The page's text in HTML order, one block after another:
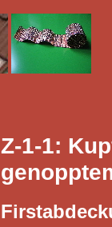
Z-1-1: